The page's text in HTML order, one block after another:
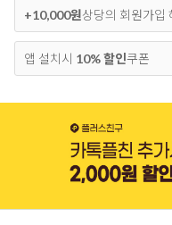
+10,000원상당의 회원가입
앱 설치시 10% 할인쿠폰